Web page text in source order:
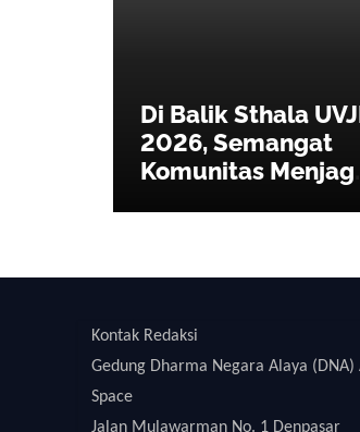
Di Balik Sthala
2026, Semangat
Komunitas Menjaga
Kontak Redaksi
Gedung Dharma Negara Alaya
Space
Jalan Mulawarman No. 1 Denpasar